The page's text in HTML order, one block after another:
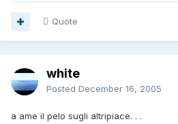
Quote
white
Posted December 16, 2005
a ame il pelo sugli altripiace. . .